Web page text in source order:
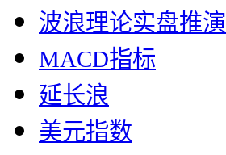
波浪理论实盘推演
MACD指标
延长浪
美元指数